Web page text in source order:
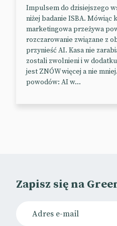
Mercedes dołożył jednak
„zazielenić” watykańskie
opracował dla papieża
papamobile oparty na
niemiecki producent
pojazd bez silnika
Papieski elektryk ma
Dramy w świecie
Ten jest szczególnie
Impulsem do dzisiejszego
niżej badanie ISBA. Mówiąc
marketingowa przeżywa
rozczarowanie związane z
przynieść AI. Kasa nie
zostali zwolnieni i w
jest ZNÓW więcej a nie
powodów: AI w...
Zapisz się na